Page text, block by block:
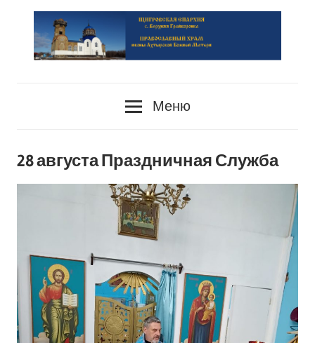
Перейти
содержимому
HRAM.RU
Меню
28 августа Праздничная Служба